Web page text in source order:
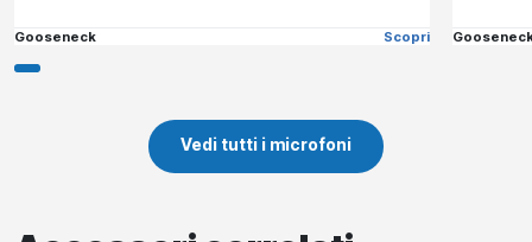
Gooseneck Scopri
Vedi tutti i microfoni